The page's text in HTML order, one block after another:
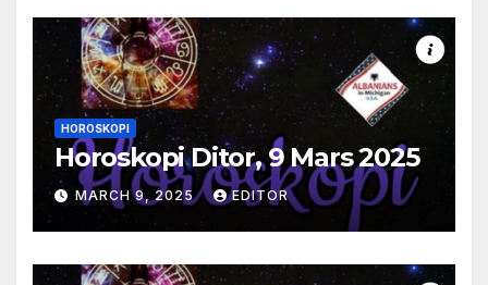
HOROSKOPI
Horoskopi Ditor, 9 Mars 2025
MARCH 9, 2025 EDITOR